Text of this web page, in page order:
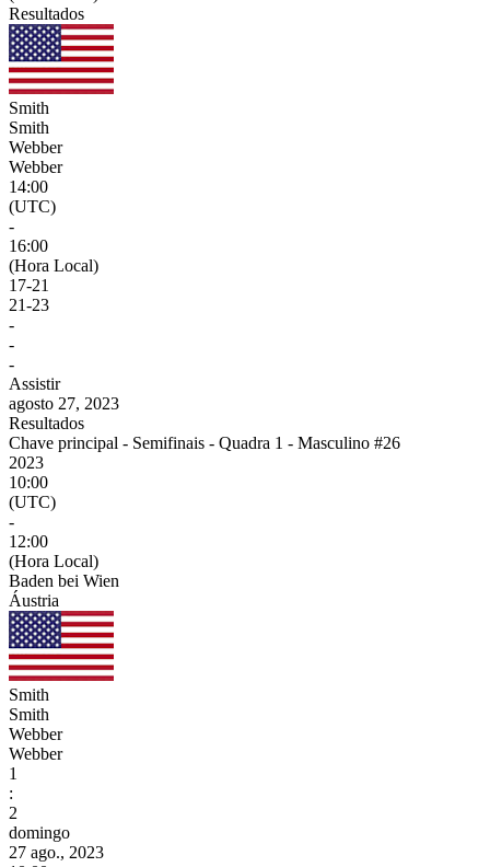
Resultados
Smith
Smith
Webber
Webber
14:00
(UTC)
-
16:00
(Hora Local)
17-21
21-23
-
-
-
Assistir
agosto 27, 2023
Resultados
Chave principal - Semifinais - Quadra 1 - Masculino #26
2023
10:00
(UTC)
-
12:00
(Hora Local)
Baden bei Wien
Áustria
Smith
Smith
Webber
Webber
1
:
2
domingo
27 ago., 2023